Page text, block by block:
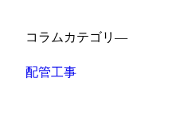
コラムカテゴリ―
配管工事